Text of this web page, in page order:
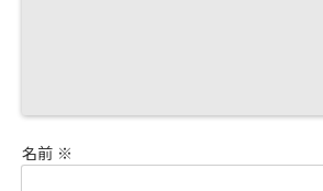
名前 ※